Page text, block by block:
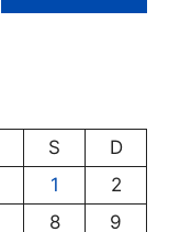
S
D
1
2
8 9